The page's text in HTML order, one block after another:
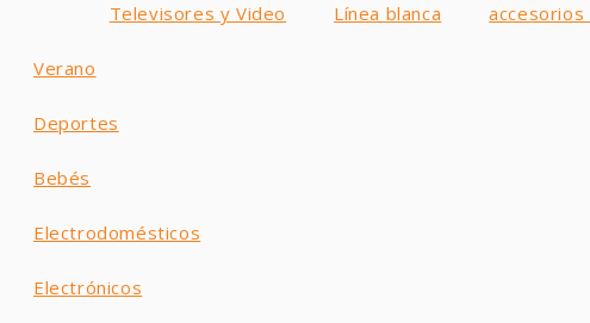
Televisores y Video Línea blanca accesorios
Verano
Deportes
Bebés
Electrodomésticos
Electrónicos